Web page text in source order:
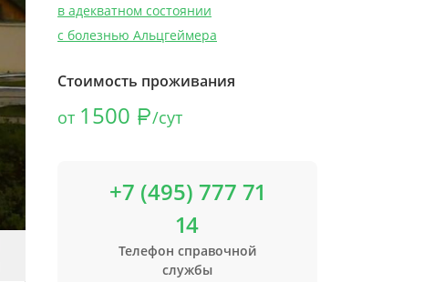
в адекватном состоянии
с болезнью Альцгеймера
Стоимость проживания
от 1500 /сут
+7 (495) 777 71
14
Телефон справочной
службы